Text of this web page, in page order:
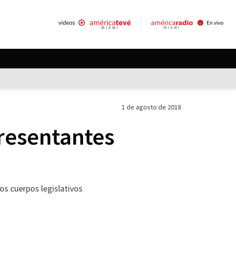
1 de agosto de 2018
cuerpos legislativos